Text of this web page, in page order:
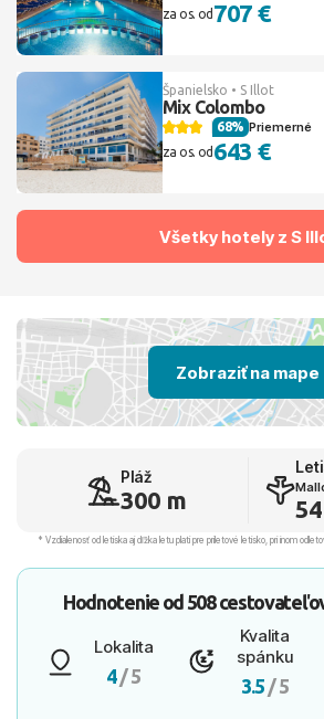
za os. od 707 €
Španielsko • S Illot
Mix Colombo
Priemerné
68%
za os. od 643 €
Všetky hotely z S
Zobraziť na mape
Pláž
300 m
* Vzdialenosť od letiska aj dľžka letu platí pre príletové letisko, pri inom
Hodnotenie od 508
Lokalita
4/ 5
Kvalita
spánku
3.5 / 5